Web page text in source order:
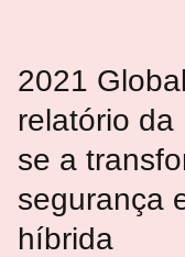
2021
relatório da
se a
segurança
híbrida